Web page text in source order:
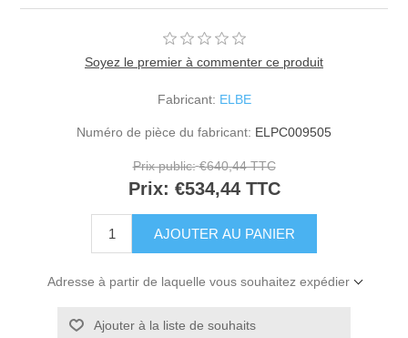
Soyez le premier à commenter ce produit
Fabricant: ELBE
Numéro de pièce du fabricant: ELPC009505
Prix public: €640,44 TTC
Prix: €534,44 TTC
Adresse à partir de laquelle vous souhaitez expédier